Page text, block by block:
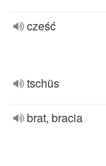
cześć
tschüs
brat, bracia